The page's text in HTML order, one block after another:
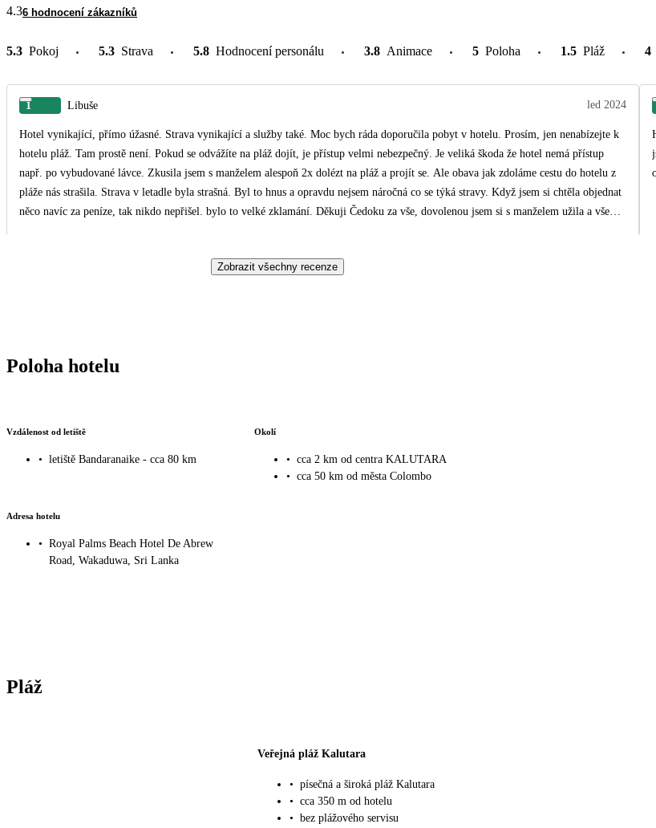
4.36 hodnocení zákazníků
5.3 Pokoj 5.3 Strava 5.8 Hodnocení personálu 3.8 Animace 5 Poloha 1.5 Pláž 4
1 Libuše led 2024
Hotel vynikající, přímo úžasné. Strava vynikající a služby také. Moc bych ráda doporučila pobyt v hotelu. Prosím, jen nenabízejte k
hotelu pláž. Tam prostě není. Pokud se odvážíte na pláž dojít, je přístup velmi nebezpečný. Je veliká škoda že hotel nemá přístup
např. po vybudované lávce. Zkusila jsem s manželem alespoň 2x dolézt na pláž a projít se. Ale obava jak zdoláme cestu do hotelu z
pláže nás strašila. Strava v letadle byla strašná. Byl to hnus a opravdu nejsem náročná co se týká stravy. Když jsem si chtěla objednat
něco navíc za peníze, tak nikdo nepřišel. bylo to velké zklamání. Děkuji Čedoku za vše, dovolenou jsem si s manželem užila a všem
Zobrazit všechny recenze
Poloha hotelu
Vzdálenost od letiště
• letiště Bandaranaike - cca 80 km
Okolí
• cca 2 km od centra KALUTARA
• cca 50 km od města Colombo
Adresa hotelu
• Royal Palms Beach Hotel De Abrew
Road, Wakaduwa, Sri Lanka
Pláž
Veřejná pláž Kalutara
• písečná a široká pláž Kalutara
• cca 350 m od hotelu
• bez plážového servisu